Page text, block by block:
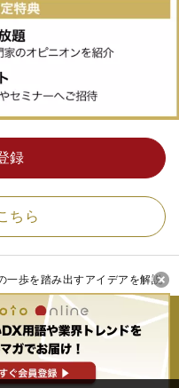
録
ちら
一歩を踏み出すアイデアを解説